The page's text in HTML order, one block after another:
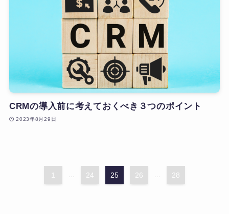
CRMの導入前に考えておくべき３つのポイント
2023年8月29日
1 24 25 26 28